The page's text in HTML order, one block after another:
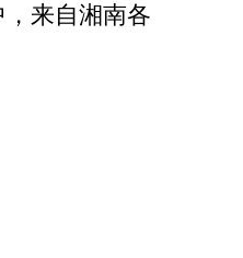
来自湘南各